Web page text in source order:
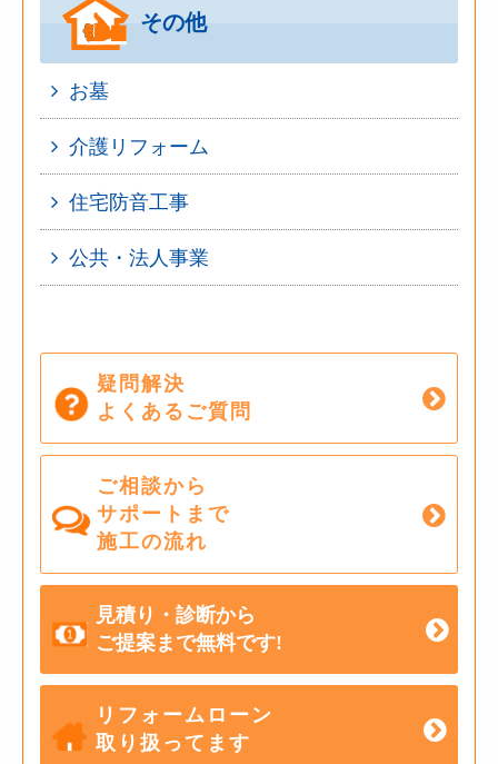
その他
お墓
介護リフォーム
住宅防音工事
公共・法人事業
疑問解決
よくあるご質問
ご相談から
サポートまで
施工の流れ
見積り・診断から
ご提案まで無料です!
リフォームローン
取り扱ってます